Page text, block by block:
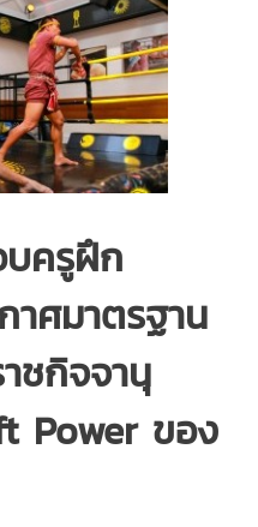
ครูฝึก
าศมาตรฐาน
ชกิจจานุ
Power ของ